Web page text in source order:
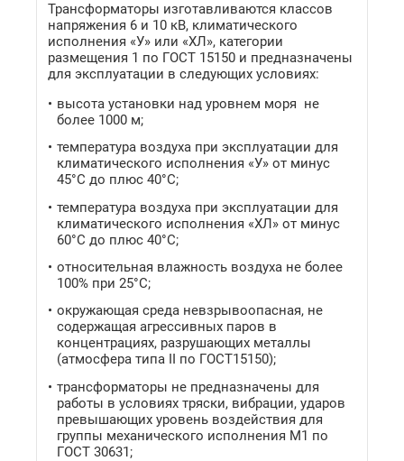
Трансформаторы изготавливаются классов
напряжения 6 и 10 кВ, климатического
исполнения «У» или «ХЛ», категории
размещения 1 по ГОСТ 15150 и предназначены
для эксплуатации в следующих условиях:
высота установки над уровнем моря не
более 1000 м;
температура воздуха при эксплуатации для
климатического исполнения «У» от минус
45°С до плюс 40°С;
температура воздуха при эксплуатации для
климатического исполнения «ХЛ» от минус
60°С до плюс 40°С;
относительная влажность воздуха не более
100% при 25°С;
окружающая среда невзрывоопасная, не
содержащая агрессивных паров в
концентрациях, разрушающих металлы
(атмосфера типа II по ГОСТ15150);
трансформаторы не предназначены для
работы в условиях тряски, вибрации, ударов
превышающих уровень воздействия для
группы механического исполнения М1 по
ГОСТ 30631;